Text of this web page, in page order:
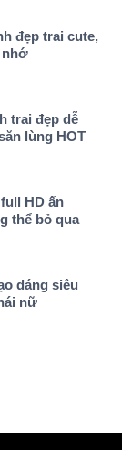
đẹp trai cute,
nhớ
trai đẹp dễ
lùng HOT
HD ấn
thể bỏ qua
dáng siêu
nữ